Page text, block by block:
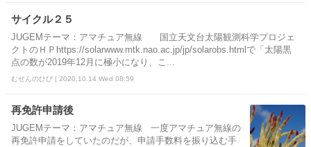
サイクル２５
JUGEMテーマ：アマチュア無線 国立天文台太陽観測科学プロジェ
クトのＨＰhttps://solarwww.mtk.nao.ac.jp/jp/solarobs.htmlで「太陽黒
点の数が2019年12月に極小になり、こ...
むせんのひび | 2020.10.14 Wed 08:59
再免許申請後
JUGEMテーマ：アマチュア無線 一度アマチュア無線の
再免許申請をしていたのだが、申請手数料を振り込む手